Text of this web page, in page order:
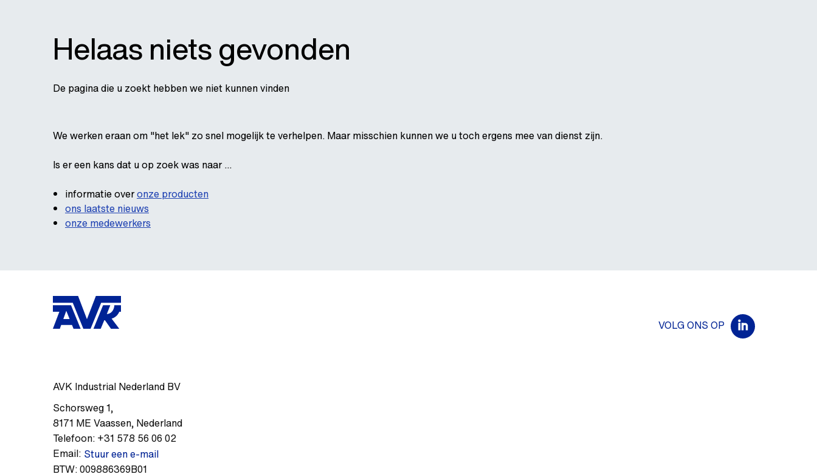
Helaas niets gevonden
De pagina die u zoekt hebben we niet kunnen vinden
We werken eraan om "het lek" zo snel mogelijk te verhelpen. Maar misschien kunnen we u toch ergens mee van dienst zijn.
Is er een kans dat u op zoek was naar ...
informatie overonze producten
ons laatste nieuws
onze medewerkers
AVK Industrial Nederland BV
Schorsweg 1,
8171 ME Vaassen, Nederland
Telefoon: +31 578 56 06 02
Email: Stuur een e-mail
BTW:009886369B01
VOLG ONS OP